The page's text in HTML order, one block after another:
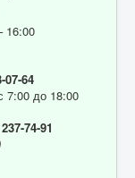
16:00
07-64
7:00 до 18:00
74-91